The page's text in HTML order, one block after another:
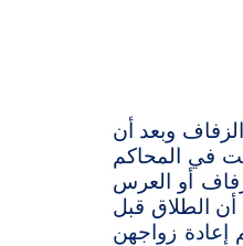
وبعد أن
في المحاكم
أو العرس
الطلاق قبل
إعادة زواجهن